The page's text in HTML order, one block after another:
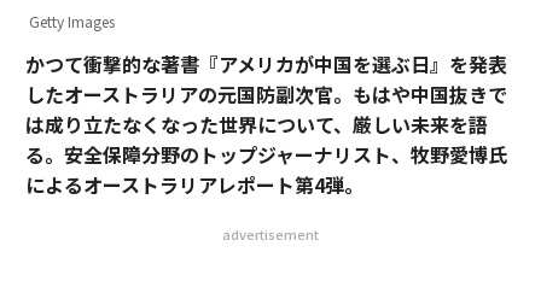
Getty Images
かつて衝撃的な著書『アメリカが中国を選ぶ日』を発表
したオーストラリアの元国防副次官。もはや中国抜きで
は成り立たなくなった世界について、厳しい未来を語
る。安全保障分野のトップジャーナリスト、牧野愛博氏
によるオーストラリアレポート第4弾。
advertisement